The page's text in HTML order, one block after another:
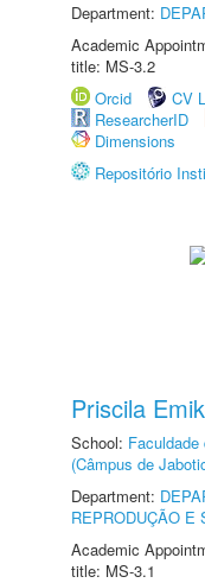
Department:
Academic
title: MS-3.2
Orcid
CV
ResearcherID
Dimensions
Repositório
Priscila
School:
(Câmpus de
Department:
REPRODUÇÃO E
Academic
title: MS-3.1